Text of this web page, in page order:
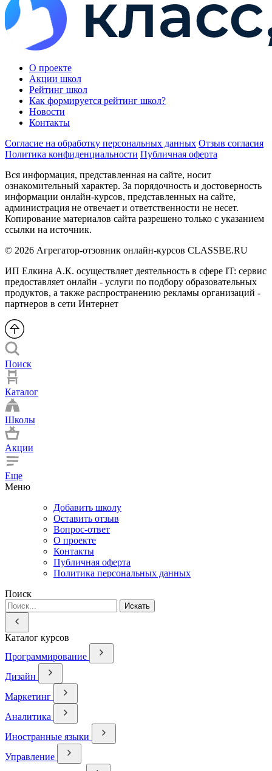
О проекте
Акции школ
Рейтинг школ
Как формируется рейтинг школ?
Новости
Контакты
Согласие на обработку персональных данных Отзыв согласия
Политика конфиденциальности Публичная оферта
Вся информация, представленная на сайте, носит
ознакомительный характер. За порядочность и достоверность
информации онлайн-курсов, представленных на сайте,
администрация не отвечает и ответственности не несет.
Копирование материалов сайта разрешено только с указанием
ссылки на источник.
© 2026 Агрегатор-отзовник онлайн-курсов CLASSBE.RU
ИП Елкина А.К. осуществляет деятельность в сфере IT: сервис
предоставляет онлайн - услуги по подбору образовательных
продуктов, а также распространению рекламы организаций -
партнеров в сети Интернет
Поиск
Каталог
Школы
Акции
Еще
Меню
Добавить школу
Оставить отзыв
Вопрос-ответ
О проекте
Контакты
Публичная оферта
Политика персональных данных
Поиск
Искать
Каталог курсов
Программирование
Дизайн
Маркетинг
Аналитика
Иностранные языки
Управление